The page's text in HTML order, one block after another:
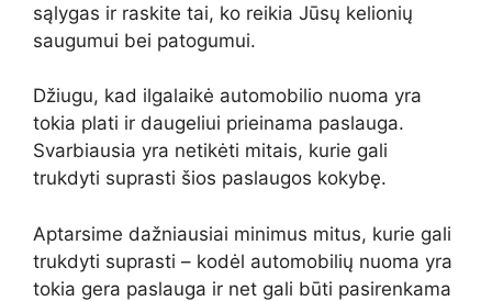
sąlygas ir raskite tai, ko reikia Jūsų kelionių
saugumui bei patogumui.
Džiugu, kad ilgalaikė automobilio nuoma yra
tokia plati ir daugeliui prieinama paslauga.
Svarbiausia yra netikėti mitais, kurie gali
trukdyti suprasti šios paslaugos kokybę.
Aptarsime dažniausiai minimus mitus, kurie gali
trukdyti suprasti – kodėl automobilių nuoma yra
tokia gera paslauga ir net gali būti pasirenkama